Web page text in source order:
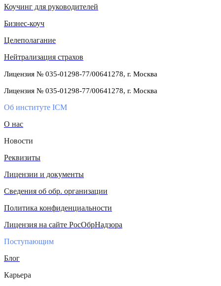
Коучинг для руководителей
Бизнес-коуч
Целеполагание
Нейтрализация страхов
Лицензия № 035-01298-77/00641278, г. Москва
Лицензия № 035-01298-77/00641278, г. Москва
Об институте ICM
О нас
Новости
Реквизиты
Лицензии и документы
Сведения об обр. организации
Политика конфиденциальности
Лицензия на сайте РосОбрНадзора
Поступающим
Блог
Карьера